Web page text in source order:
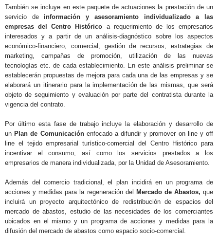
También se incluye en este paquete de actuaciones la prestación de un
servicio de información y asesoramiento individualizado a las
empresas del Centro Histórico a requerimiento de los empresarios
interesados y a partir de un análisis-diagnóstico sobre los aspectos
económico-financiero, comercial, gestión de recursos, estrategias de
marketing, campañas de promoción, utilización de las nuevas
tecnologías etc. de cada establecimiento. En este análisis preliminar se
establecerán propuestas de mejora para cada una de las empresas y se
elaborará un itinerario para la implementación de las mismas, que será
objeto de seguimiento y evaluación por parte del contratista durante la
vigencia del contrato.
Por último esta fase de trabajo incluye la elaboración y desarrollo de
un Plan de Comunicaciónenfocado a difundir y promover on line y off
line el tejido empresarial turístico-comercial del Centro Histórico para
incentivar el consumo, así como los servicios prestados a los
empresarios de manera individualizada, por la Unidad de Asesoramiento.
Además del comercio tradicional, el plan incidirá en un programa de
acciones y medidas para la regeneración del
Mercado de Abastos, que
incluirá un proyecto arquitectónico de redistribución de espacios del
mercado de abastos, estudio de las necesidades de los comerciantes
ubicados en el mismo y un programa de acciones y medidas para la
difusión del mercado de abastos como espacio socio-comercial.